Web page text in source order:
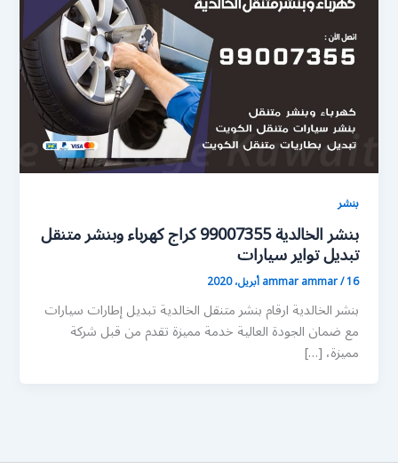
بنشر
بنشر الخالدية 99007355 كراج كهرباء وبنشر متنقل
تبديل تواير سيارات
ammar ammar/16 أبريل، 2020
بنشر الخالدية ارقام بنشر متنقل الخالدية تبديل إطارات سيارات
مع ضمان الجودة العالية خدمة مميزة تقدم من قبل شركة
مميزة، […]